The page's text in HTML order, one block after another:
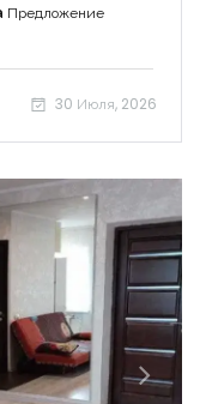
Предложение
30 Июля, 2026